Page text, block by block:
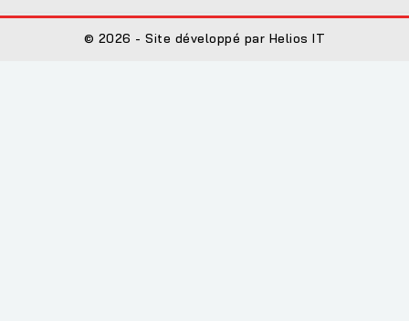
© 2026 - Site développé par Helios IT